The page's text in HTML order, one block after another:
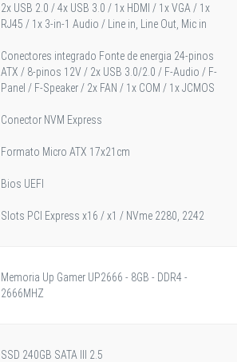
2x USB 2.0 / 4x USB 3.0 / 1x HDMI / 1x VGA / 1x
RJ45 / 1x 3-in-1 Audio / Line in, Line Out, Mic in
Conectores integrado Fonte de energia 24-pinos
ATX / 8-pinos 12V / 2x USB 3.0/2.0 / F-Audio / F-
Panel / F-Speaker / 2x FAN / 1x COM / 1x JCMOS
Conector NVM Express
Formato Micro ATX 17x21cm
Bios UEFI
Slots PCI Express x16 / x1 / NVme 2280, 2242
Memoria Up Gamer UP2666 - 8GB - DDR4 -
2666MHZ
SSD 240GB SATA III 2.5